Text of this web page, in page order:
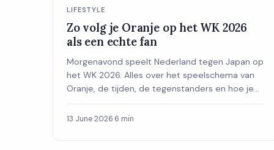
LIFESTYLE
Zo volg je Oranje op het WK 2026
als een echte fan
Morgenavond speelt Nederland tegen Japan op
het WK 2026. Alles over het speelschema van
Oranje, de tijden, de tegenstanders en hoe je
13 June 2026·6 min